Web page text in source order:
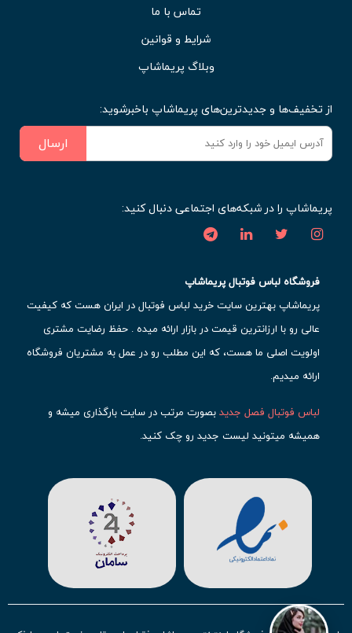
تماس با ما
شرایط و قوانین
وبلاگ پریماشاپ
از تخفیف‌ها و جدیدترین‌های پریماشاپ باخبرشوید:
ارسال
پریماشاپ را در شبکه‌های اجتماعی دنبال کنید:
فروشگاه لباس فوتبال پریماشاپ
پریماشاپ بهترین سایت خرید لباس فوتبال در ایران هست که کیفیت
عالی رو با ارزانترین قیمت در بازار ارائه میده . حفظ رضایت مشتری
اولویت اصلی ما هست، که این مطلب رو در عمل به مشتریان فروشگاه
ارائه میدیم.
لباس فوتبال فصل جدیدبصورت مرتب در سایت بارگذاری میشه و
همیشه میتونید لیست جدید رو چک کنید.
حتما مشاهده کنید که قطعا برای تیم های مطرح دنیای فوتبال، تعداد
بیشتری محصول موجود میشه. این مورد شامل
لباس رئال مادرید
لباس اینتر میامی لباس منچستر سیتی
آث میلان میشه.
در ایران هملباس استقلال،لباس پرسپولیسولباس تیم ملی
ایرانتوجه زیادی بشون شده و تقریبا تمام محصولاتشون رو موجود